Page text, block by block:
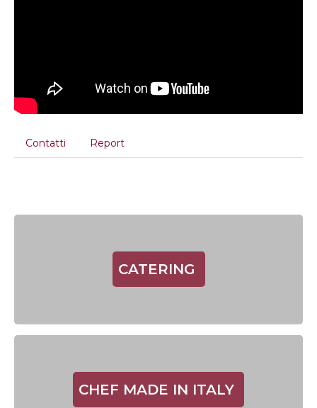
Contatti Report
CATERING
CHEF MADE IN ITALY